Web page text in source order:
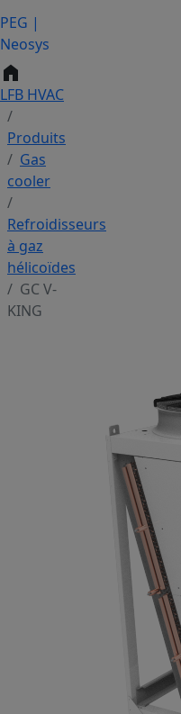
PEG |
Neosys
home
LFB HVAC
Produits
Gas
cooler
Refroidisseurs
à gaz
hélicoïdes
GC V-
KING